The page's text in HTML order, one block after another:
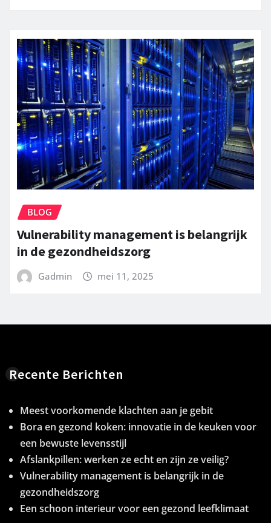
BLOG
Vulnerability management is belangrijk
in de gezondheidszorg
Gadmin mei 11, 2025
Recente Berichten
Meest voorkomende klachten aan je gebit
Bora en gezond koken: innovatie in de keuken voor
een bewuste levensstijl
Afslankpillen: werken ze echt en zijn ze veilig?
Vulnerability management is belangrijk in de
gezondheidszorg
Een schoon interieur voor een gezond leefklimaat